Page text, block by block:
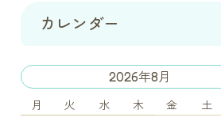
カレンダー
2026年8月
月 火 水 木 金 土